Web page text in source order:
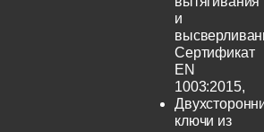
и
Сертификат
EN
1003:2015,
ключи из